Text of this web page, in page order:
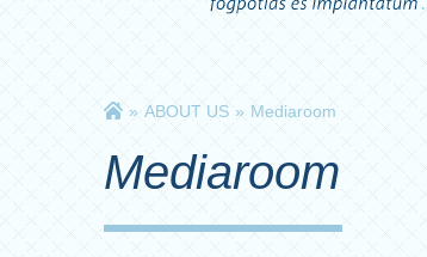
» ABOUT US » Mediaroom
Mediaroom